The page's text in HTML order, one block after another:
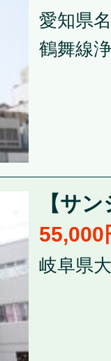
愛知県
鶴舞線
【サ
55,000
岐阜県